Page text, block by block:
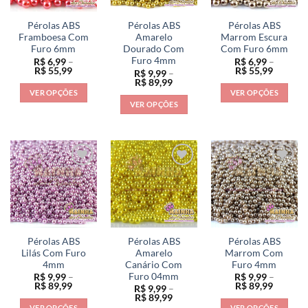
podem
ser
escolhidas
na
página
do
produto
podem
ser
escolhidas
na
página
do
podem
ser
escolhidas
na
página
do
produto
Pérolas ABS
Framboesa Com
Furo 6mm
R$6,99 –
R$55,99Faixa
preço:
R$ 6,99
através
VER OPÇÕES
várias
variantes.
As
opções
podem
ser
escolhidas
na
página
do
produto
Pérolas ABS
Amarelo
Dourado Com
Furo 4mm
R$9,99 –
R$89,99Faixa
preço:
R$ 9,99
através
VER OPÇÕES
tem
várias
variantes.
As
opções
podem
ser
escolhidas
na
página
do
Pérolas ABS
Marrom Escura
Com Furo 6mm
R$6,99 –
R$55,99Faixa
preço:
R$ 6,99
através
VER OPÇÕES
várias
variantes.
As
opções
podem
ser
escolhidas
na
página
do
produto
Pérolas ABS
Lilás Com Furo
4mm
R$9,99 –
R$89,99Faixa
preço:
Pérolas ABS
Amarelo
Canário Com
Furo 04mm
R$9,99 –
R$89,99Faixa
Pérolas ABS
Marrom Com
Furo 4mm
R$9,99 –
R$89,99Faixa
preço: